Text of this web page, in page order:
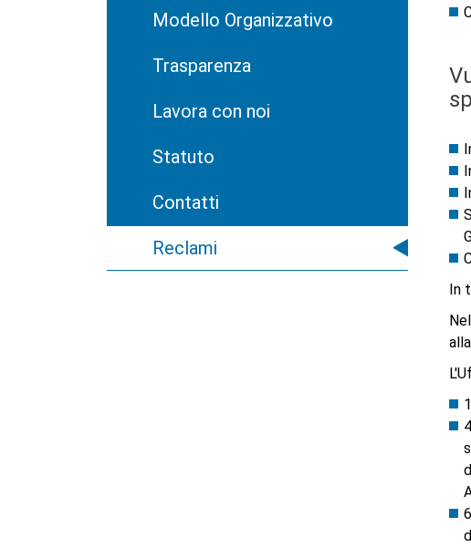
Modello Organizzativo
Trasparenza
Lavora con noi
Statuto
Contatti
Reclami
In